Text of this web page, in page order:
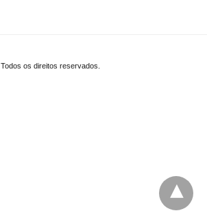
Todos os direitos reservados.